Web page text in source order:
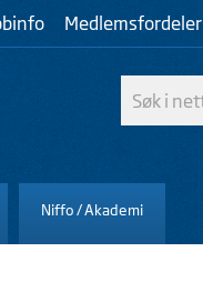
Medlemsfordeler
Niffo / Akademi